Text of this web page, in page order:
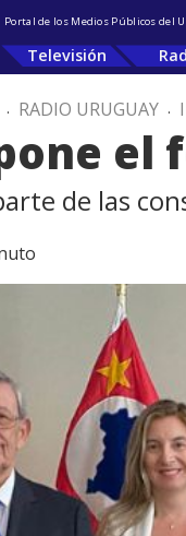
Portal de los Medios Públicos del
Televisión
. RADIO URUGUAY .
el
de las